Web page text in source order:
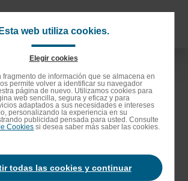
Esta web utiliza cookies.
Elegir cookies
fragmento de información que se almacena en
permite volver a identificar su navegador
página de nuevo. Utilizamos cookies para
web sencilla, segura y eficaz y para
adaptados a sus necesidades e intereses
personalizando la experiencia en su
publicidad pensada para usted. Consulte
Cookies si desea saber más saber las cookies.
todas las cookies y continuar